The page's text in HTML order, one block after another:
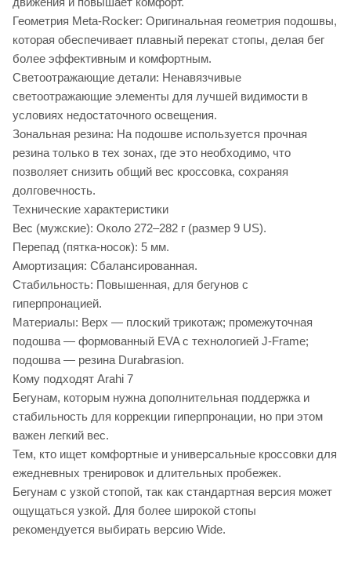
Геометрия Meta-Rocker: Оригинальная геометрия подошвы,
которая обеспечивает плавный перекат стопы, делая бег
более эффективным и комфортным.
Светоотражающие детали: Ненавязчивые
светоотражающие элементы для лучшей видимости в
условиях недостаточного освещения.
Зональная резина: На подошве используется прочная
резина только в тех зонах, где это необходимо, что
позволяет снизить общий вес кроссовка, сохраняя
долговечность.
Технические характеристики
Вес (мужские): Около 272–282 г (размер 9 US).
Перепад (пятка-носок): 5 мм.
Амортизация: Сбалансированная.
Стабильность: Повышенная, для бегунов с
гиперпронацией.
Материалы: Верх — плоский трикотаж; промежуточная
подошва — формованный EVA с технологией J-Frame;
подошва — резина Durabrasion.
Кому подходят Arahi 7
Бегунам, которым нужна дополнительная поддержка и
стабильность для коррекции гиперпронации, но при этом
важен легкий вес.
Тем, кто ищет комфортные и универсальные кроссовки для
ежедневных тренировок и длительных пробежек.
Бегунам с узкой стопой, так как стандартная версия может
ощущаться узкой. Для более широкой стопы
рекомендуется выбирать версию Wide.